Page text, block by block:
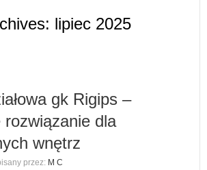
lipiec 2025
gk Rigips –
rozwiązanie dla
wnętrz
przez: M C